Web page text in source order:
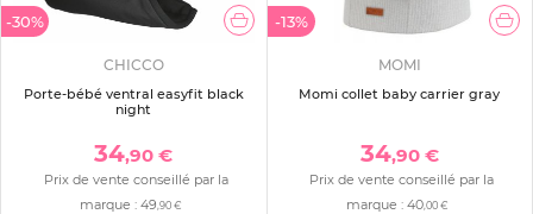
-30%
CHICCO
Porte-bébé ventral easyfit black
night
34,90 €
Prix de vente conseillé par la
marque :49,90 €
-13%
MOMI
Momi collet baby carrier gray
34,90 €
Prix de vente conseillé par la
marque : 40,00 €